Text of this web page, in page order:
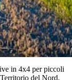
in 4x4 per piccoli
del Nord.